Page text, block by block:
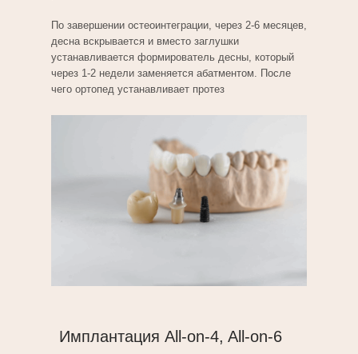
По завершении остеоинтеграции, через 2-6 месяцев,
десна вскрывается и вместо заглушки
устанавливается формирователь десны, который
через 1-2 недели заменяется абатментом. После
чего ортопед устанавливает протез
Имплантация All-on-4, All-on-6